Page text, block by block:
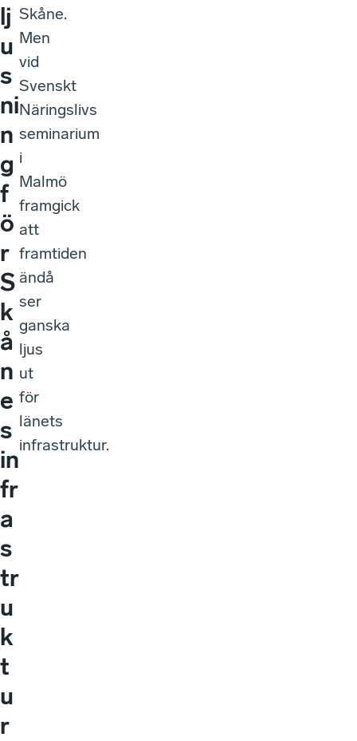
lj
u
s
ni
n
g
f
ö
r
S
k
å
n
e
s
in
fr
a
s
tr
u
k
t
u
r
Skåne.
Men
vid
Svenskt
Näringslivs
seminarium
i
Malmö
framgick
att
framtiden
ändå
ser
ganska
ljus
ut
för
länets
infrastruktur.